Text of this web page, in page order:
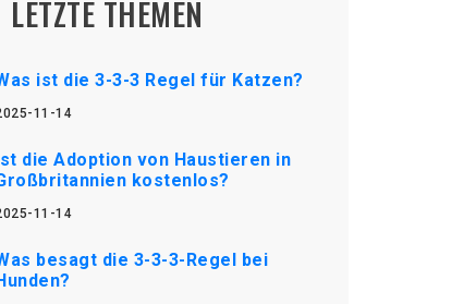
LETZTE THEMEN
ist die 3-3-3 Regel für Katzen?
11-14
die Adoption von Haustieren in
kostenlos?
11-14
besagt die 3-3-3-Regel bei